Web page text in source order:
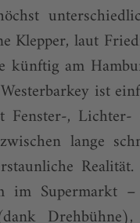
Klepper, laut
künftig am
ist
Fenster-, Lichter-
lange
im Supermarkt